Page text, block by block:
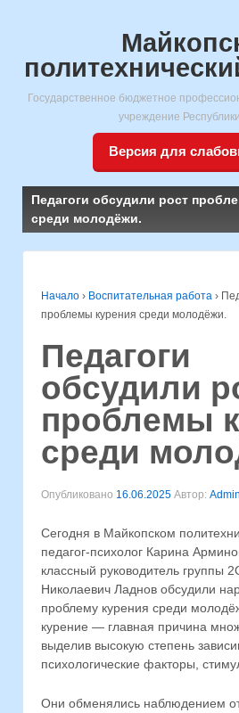
Государственное бюджетное
учреждение
Версия для
Педагоги обсудили рост
среди молодёжи.
Начало › Воспитательная работа ›
проблемы курения среди молодёжи.
Педагоги
обсудили
проблемы
среди
Опубликовано 16.06.2025 Автор:
Сегодня в Майкопском
педагог-психолог Карина
классный руководитель группы
Николаевич Ладнов обсудили
проблему курения среди
курение — главная причина
выделив высокую степень
психологические факторы,
Они обменялись наблюдением